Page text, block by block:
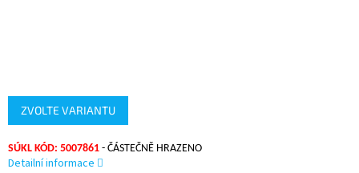
ZVOLTE VARIANTU
SÚKL KÓD: 5007861 - ČÁSTEČNĚ HRAZENO
Detailní informace